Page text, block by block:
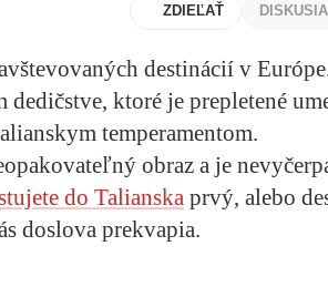
ZDIEĽAŤ
destinácií v
ktoré je prepletené
temperamentom.
obraz a je
do Talianska prvý, alebo
doslova prekvapia.